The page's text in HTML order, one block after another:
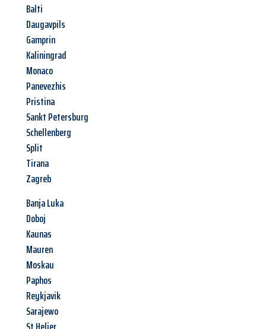
Balti
Daugavpils
Gamprin
Kaliningrad
Monaco
Panevezhis
Pristina
Sankt Petersburg
Schellenberg
Split
Tirana
Zagreb
Banja Luka
Doboj
Kaunas
Mauren
Moskau
Paphos
Reykjavik
Sarajewo